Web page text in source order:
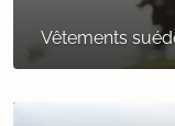
Vêtements